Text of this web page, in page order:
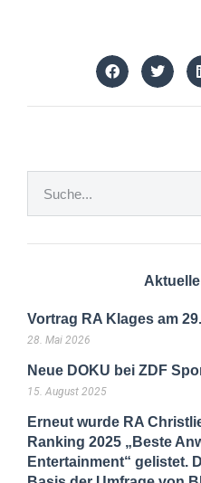
Vortrag RA Klages am
28. Mai 2026
Neue DOKU bei ZDF
15. August 2025
Erneut wurde RA
Ranking 2025 „Beste
Entertainment“ gelistet.